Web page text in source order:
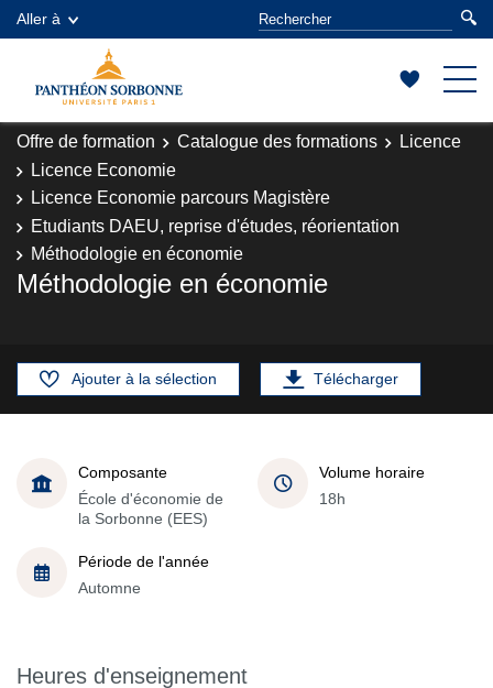
Aller à
Offre de formation Catalogue des formations
Licence
Licence Economie
Licence Economie parcours Magistère
Etudiants DAEU, reprise d'études, réorientation
Méthodologie en économie
Méthodologie en économie
Ajouter à la sélection Télécharger
Composante
École d'économie de
la Sorbonne (EES)
Volume horaire
18h
Période de l'année
Automne
Heures d'enseignement